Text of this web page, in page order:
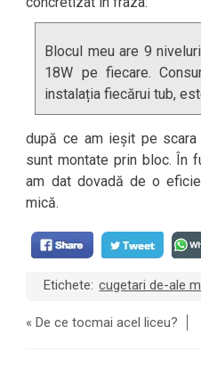
Blocul meu are 9
18W pe fiecare.
instalația fiecărui tub,
după ce am ieșit pe
sunt montate prin bloc. În
am dat dovadă de o
mică.
Etichete: cugetari de-ale
«De ce tocmai acel liceu?